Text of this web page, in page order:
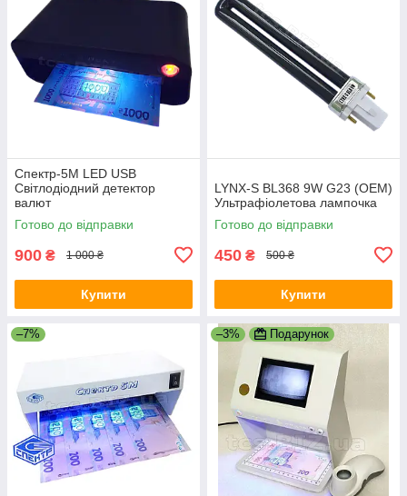
Спектр-5M LED USB
Світлодіодний детектор
валют
Готово до відправки
900 ₴ 1 000 ₴
Купити
LYNX-S ВL368 9W G23 (ОЕМ)
Ультpaфiолетова лaмпoчкa
Готово до відправки
450 ₴ 500 ₴
Купити
–7% –3% Подарунок